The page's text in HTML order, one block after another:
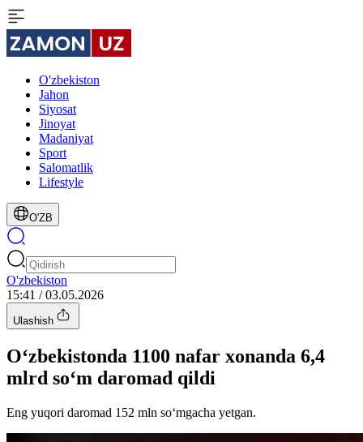
O'zbekiston
Jahon
Siyosat
Jinoyat
Madaniyat
Sport
Salomatlik
Lifestyle
O'ZB
O'zbekiston
15:41 / 03.05.2026
Ulashish
O‘zbekistonda 1100 nafar xonanda 6,4
mlrd so‘m daromad qildi
Eng yuqori daromad 152 mln so‘mgacha yetgan.